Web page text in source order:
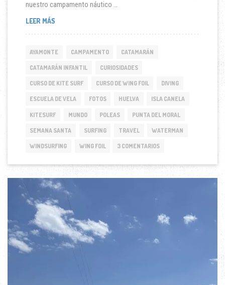
nuestro campamento náutico …
LEER MÁSCAMPAMENTO
CANELA
PUNTA
MORAL
AYAMONTE CAMPAMENTO CATAMARÁN
CATAMARÁN INFANTIL CURIOSIDADES
CURSO DE KITE SURF CURSO DE WING FOIL DIVING
ESCUELA DE VELA FOTOS HUELVA ISLA CANELA
KITESURF MUNDO POLEAS PUNTA DEL MORAL
SEMANA SANTA SURFING TRAVEL WATERMAN
WINDSURFING WING FOIL 3 COMENTARIOS